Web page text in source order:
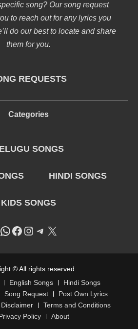
song? Our song request
to reach out for any lyrics you
do our best to locate and share
them for you.
REQUESTS
Categories
SONGS
HINDI SONGS
KIDS SONGS
WhatsApp
Facebook
Instagram
Telegram
X
© All rights reserved.
English Songs
Hindi Songs
Song Request
Post Own Lyrics
Disclaimer
Terms and Conditions
Policy
About